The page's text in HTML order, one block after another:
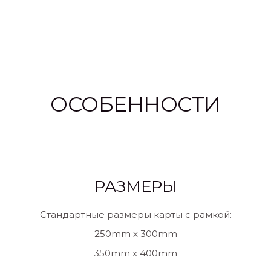
ОСОБЕННОСТИ
РАЗМЕРЫ
Стандартные размеры карты с рамкой:
250mm x 300mm
350mm x 400mm